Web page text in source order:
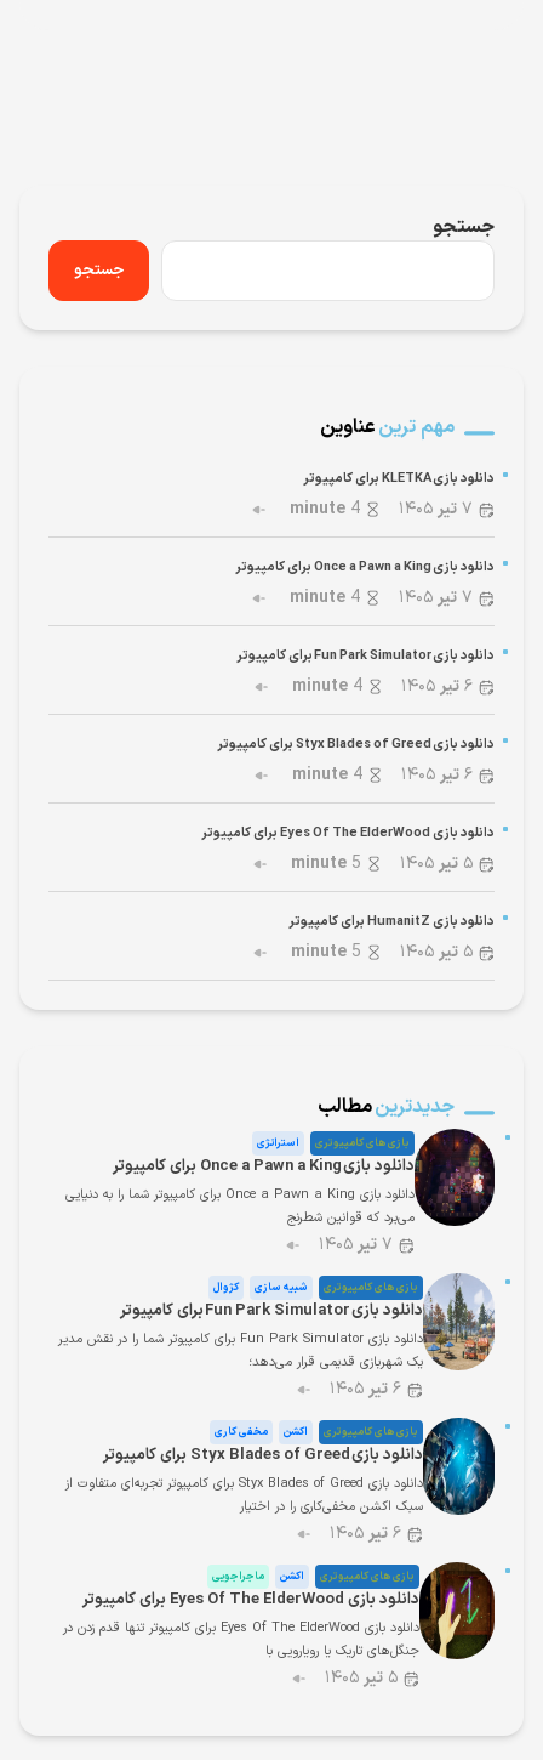
جستجو
جستجو
مهم ترینعناوین
دانلود بازی KLETKA برای کامپیوتر
۷تیر ۱۴۰۵ 4
minute
دانلود بازی Once a Pawn a King برای کامپیوتر
۷تیر ۱۴۰۵ 4
minute
دانلود بازی Fun Park Simulator برای کامپیوتر
۶تیر ۱۴۰۵ 4
minute
دانلود بازی Styx Blades of Greed برای کامپیوتر
۶تیر ۱۴۰۵ 4
minute
دانلود بازی Eyes Of The ElderWood برای کامپیوتر
۵ تیر ۱۴۰۵ 5
minute
دانلود بازی HumanitZ برای کامپیوتر
۵ تیر ۱۴۰۵ 5
minute
جدیدترینمطالب
بازی های کامپیوتری استراتژی
دانلود بازی Once a Pawn a King برای کامپیوتر
دانلود بازی Once a Pawn a King برای کامپیوتر شما را به دنیایی
می‌برد که قوانین شطرنج
۷ تیر ۱۴۰۵
بازی های کامپیوتری شبیه سازی کژوال
دانلود بازی Fun Park Simulator برای کامپیوتر
دانلود بازی Fun Park Simulator برای کامپیوتر شما را در نقش مدیر
یک شهربازی قدیمی قرار می‌دهد؛
۶تیر ۱۴۰۵
بازی های کامپیوتری اکشن مخفی کاری
دانلود بازی Styx Blades of Greed برای کامپیوتر
دانلود بازی Styx Blades of Greed برای کامپیوتر تجربه‌ای متفاوت از
سبک اکشن مخفی‌کاری را در اختیار
۶تیر ۱۴۰۵
بازی های کامپیوتری اکشن ماجراجویی
دانلود بازی Eyes Of The ElderWood برای کامپیوتر
دانلود بازی Eyes Of The ElderWood برای کامپیوتر تنها قدم زدن در
جنگل‌های تاریک یا رویارویی با
۵ تیر ۱۴۰۵